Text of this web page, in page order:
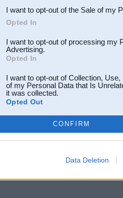
I want to opt-out of the Sale of my
Opted In
I want to opt-out of processing my
Advertising.
Opted In
I want to opt-out of Collection,
of my Personal Data that Is
it was collected.
Opted Out
CONFIRM
Data Deletion